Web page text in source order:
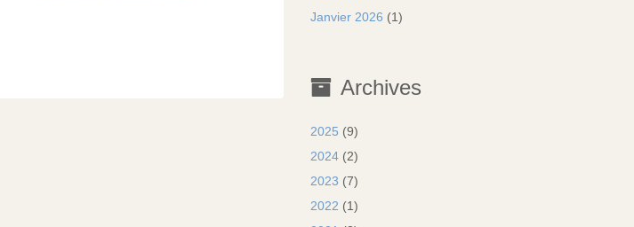
Janvier 2026 (1)
Archives
2025 (9)
2024(2)
2023 (7)
2022 (1)